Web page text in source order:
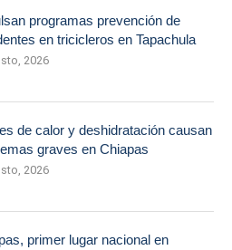
programas prevención de
en tricicleros en Tapachula
2026
de calor y deshidratación causan
graves en Chiapas
2026
primer lugar nacional en